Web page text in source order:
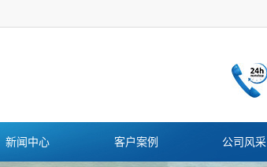
新闻中心 客户案例 公司风采